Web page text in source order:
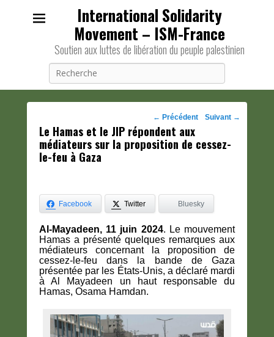
International Solidarity
Movement – ISM-France
Soutien aux luttes de libération du peuple palestinien
Navigation
des
← Précédent Suivant →
Le Hamas et le JIP répondent aux
médiateurs sur la proposition de cessez-
le-feu à Gaza
Facebook Twitter Bluesky
Al-Mayadeen, 11 juin 2024. Le mouvement
Hamas a présenté quelques remarques aux
médiateurs concernant la proposition de
cessez-le-feu dans la bande de Gaza
présentée par les États-Unis, a déclaré mardi
à Al Mayadeen un haut responsable du
Hamas, Osama Hamdan.